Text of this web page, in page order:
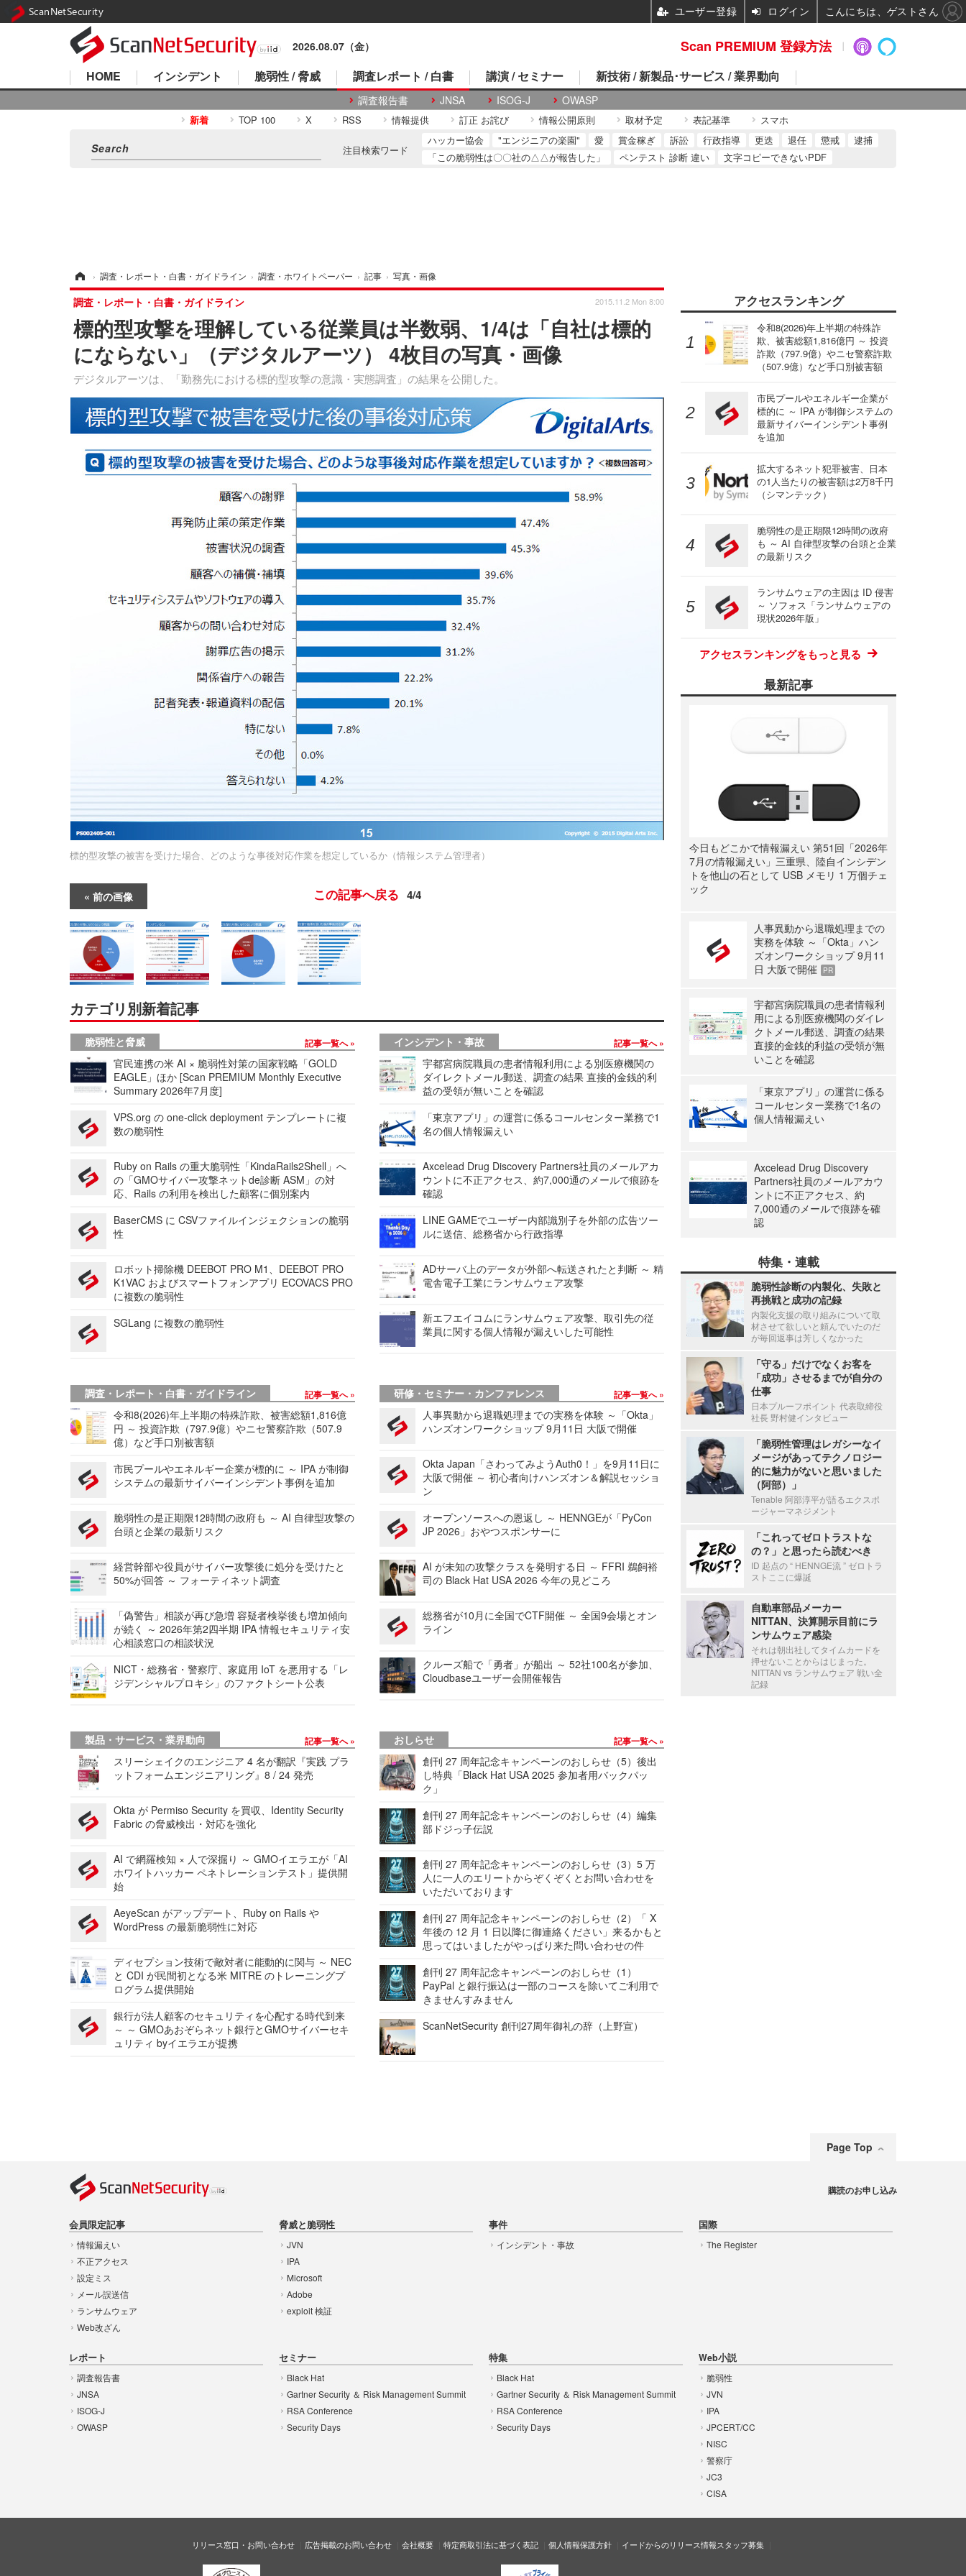
2026.08.07（金）
HOME インシデント 脆弱性 / 脅威 調査レポート / 白書
調査報告書 JNSA ISOG-J OWASP
講演 / セミナー 新技術 / 新製品･サービス / 業界動向
新着 TOP 100 X RSS 情報提供 訂正 お詫び 情報公開原則 取材予定 表記基準 スマホ
注目検索ワード
ハッカー協会 "エンジニアの楽園" 愛 賞金稼ぎ 訴訟 行政指導 更迭 退任 懲戒
逮捕
「この脆弱性は〇〇社の△△が報告した」
ペンテスト 診断 違い 文字コピーできないPDF
› 調査・レポート・白書・ガイドライン › 調査・ホワイトペーパー › 記事 › 写真・画像
標的型攻撃を理解している従業員は半数弱、1/4は「自社は標的
にならない」（デジタルアーツ） 4枚目の写真・画像
デジタルアーツは、「勤務先における標的型攻撃の意識・実態調査」の結果を公開した。
調査・レポート・白書・ガイドライン 2015.11.2 Mon 8:00
標的型攻撃の被害を受けた場合、どのような事後対応作業を想定しているか（情報システム管理者）
前の画像 この記事へ戻る 4/4
カテゴリ別新着記事
脆弱性と脅威 記事一覧へ
官民連携の米 AI × 脆弱性対策の国家戦略「GOLD
EAGLE」ほか [Scan PREMIUM Monthly Executive
Summary 2026年7月度]
VPS.org の one-click deployment テンプレートに複
数の脆弱性
Ruby on Rails の重大脆弱性「KindaRails2Shell」へ
の「GMOサイバー攻撃ネットde診断 ASM」の対
応、Rails の利用を検出した顧客に個別案内
BaserCMS に CSVファイルインジェクションの脆弱
性
ロボット掃除機 DEEBOT PRO M1、DEEBOT PRO
K1VAC およびスマートフォンアプリ ECOVACS PRO
に複数の脆弱性
SGLang に複数の脆弱性
インシデント・事故 記事一覧へ
宇都宮病院職員の患者情報利用による別医療機関の
ダイレクトメール郵送、調査の結果 直接的金銭的利
益の受領が無いことを確認
「東京アプリ」の運営に係るコールセンター業務で1
名の個人情報漏えい
Axcelead Drug Discovery Partners社員のメールアカ
ウントに不正アクセス、約7,000通のメールで痕跡を
確認
LINE GAMEでユーザー内部識別子を外部の広告ツー
ルに送信、総務省から行政指導
ADサーバ上のデータが外部へ転送されたと判断 ～ 精
電舎電子工業にランサムウェア攻撃
新エフエイコムにランサムウェア攻撃、取引先の従
業員に関する個人情報が漏えいした可能性
調査・レポート・白書・ガイドライン 記事一覧へ
令和8(2026)年上半期の特殊詐欺、被害総額1,816億
円 ～ 投資詐欺（797.9億）やニセ警察詐欺（507.9
億）など手口別被害額
市民プールやエネルギー企業が標的に ～ IPA が制御
システムの最新サイバーインシデント事例を追加
脆弱性の是正期限12時間の政府も ～ AI 自律型攻撃の
台頭と企業の最新リスク
経営幹部や役員がサイバー攻撃後に処分を受けたと
50%が回答 ～ フォーティネット調査
「偽警告」相談が再び急増 容疑者検挙後も増加傾向
が続く ～ 2026年第2四半期 IPA 情報セキュリティ安
心相談窓口の相談状況
NICT・総務省・警察庁、家庭用 IoT を悪用する「レ
ジデンシャルプロキシ」のファクトシート公表
研修・セミナー・カンファレンス 記事一覧へ
人事異動から退職処理までの実務を体験 ～「Okta」
ハンズオンワークショップ 9月11日 大阪で開催
Okta Japan「さわってみようAuth0！」を9月11日に
大阪で開催 ～ 初心者向けハンズオン＆解説セッショ
ン
オープンソースへの恩返し ～ HENNGEが「PyCon
JP 2026」おやつスポンサーに
AI が未知の攻撃クラスを発明する日 ～ FFRI 鵜飼裕
司の Black Hat USA 2026 今年の見どころ
総務省が10月に全国でCTF開催 ～ 全国9会場とオン
ライン
クルーズ船で「勇者」が船出 ～ 52社100名が参加、
Cloudbaseユーザー会開催報告
製品・サービス・業界動向 記事一覧へ
スリーシェイクのエンジニア 4 名が翻訳『実践 プラ
ットフォームエンジニアリング』8 / 24 発売
Okta が Permiso Security を買収、Identity Security
Fabric の脅威検出・対応を強化
AI で網羅検知 × 人で深掘り ～ GMOイエラエが「AI
ホワイトハッカー ペネトレーションテスト」提供開
始
AeyeScan がアップデート、Ruby on Rails や
WordPress の最新脆弱性に対応
ディセプション技術で敵対者に能動的に関与 ～ NEC
と CDI が民間初となる米 MITRE のトレーニングプ
ログラム提供開始
銀行が法人顧客のセキュリティを心配する時代到来
～ ～ GMOあおぞらネット銀行とGMOサイバーセキ
ュリティ byイエラエが提携
おしらせ 記事一覧へ
創刊 27 周年記念キャンペーンのおしらせ（5）後出
し特典「Black Hat USA 2025 参加者用バックパッ
ク」
創刊 27 周年記念キャンペーンのおしらせ（4）編集
部ドジっ子伝説
創刊 27 周年記念キャンペーンのおしらせ（3）5 万
人に一人のエリートからぞくぞくとお問い合わせを
いただいております
創刊 27 周年記念キャンペーンのおしらせ（2）「 X
年後の 12 月 1 日以降に御連絡ください」来るかもと
思ってはいましたがやっぱり来た問い合わせの件
創刊 27 周年記念キャンペーンのおしらせ（1）
PayPal と銀行振込は一部のコースを除いてご利用で
きませんすみません
ScanNetSecurity 創刊27周年御礼の辞（上野宣）
アクセスランキング
令和8(2026)年上半期の特殊詐
欺、被害総額1,816億円 ～ 投資
詐欺（797.9億）やニセ警察詐欺
（507.9億）など手口別被害額
市民プールやエネルギー企業が
標的に ～ IPA が制御システムの
最新サイバーインシデント事例
を追加
拡大するネット犯罪被害、日本
の1人当たりの被害額は2万8千円
（シマンテック）
脆弱性の是正期限12時間の政府
も ～ AI 自律型攻撃の台頭と企業
の最新リスク
ランサムウェアの主因は ID 侵害
～ ソフォス「ランサムウェアの
現状2026年版」
アクセスランキングをもっと見る
最新記事
今日もどこかで情報漏えい 第51回「2026年
7月の情報漏えい」三重県、陸自インシデン
トを他山の石として USB メモリ 1 万個チェ
ック
人事異動から退職処理までの
実務を体験 ～「Okta」ハン
ズオンワークショップ 9月11
日 大阪で開催
PR
宇都宮病院職員の患者情報利
用による別医療機関のダイレ
クトメール郵送、調査の結果
直接的金銭的利益の受領が無
いことを確認
「東京アプリ」の運営に係る
コールセンター業務で1名の
個人情報漏えい
Axcelead Drug Discovery
Partners社員のメールアカウ
ントに不正アクセス、約
7,000通のメールで痕跡を確
認
特集・連載
脆弱性診断の内製化、失敗と
再挑戦と成功の記録
内製化支援の取り組みについて取
材させて欲しいと頼んでいたのだ
が毎回返事は芳しくなかった
「守る」だけでなくお客を
「成功」させるまでが自分の
仕事
日本プルーフポイント 代表取締役
社長 野村健インタビュー
「脆弱性管理はレガシーなイ
メージがあってテクノロジー
的に魅力がないと思いました
（阿部）」
Tenable 阿部淳平が語るエクスポ
ージャーマネジメント
「これってゼロトラストな
の？」と思ったら読むべき
ID 起点の “ HENNGE流 ” ゼロトラ
ストここに爆誕
自動車部品メーカー
NITTAN、決算開示目前にラ
ンサムウェア感染
それは朝出社してタイムカードを
押せないことからはじまった。
NITTAN vs ランサムウェア 戦い全
記録
Page Top
会員限定記事
情報漏えい
不正アクセス
設定ミス
メール誤送信
ランサムウェア
Web改ざん
脅威と脆弱性
JVN
IPA
Microsoft
Adobe
exploit 検証
事件
インシデント・事故
国際
The Register
レポート
調査報告書
JNSA
ISOG-J
OWASP
セミナー
Black Hat
Gartner Security ＆ Risk Management Summit
RSA Conference
Security Days
特集
Black Hat
Gartner Security ＆ Risk Management Summit
RSA Conference
Security Days
Web小説
脆弱性
JVN
IPA
JPCERT/CC
NISC
警察庁
JC3
CISA
購読のお申し込み
リリース窓口・お問い合わせ 広告掲載のお問い合わせ 会社概要 特定商取引法に基づく表記 個人情報保護方針 イードからのリリース情報スタッフ募集
Scan PREMIUM 登録方法
ScanNetSecurity ユーザー登録 ログイン こんにちは、ゲストさん